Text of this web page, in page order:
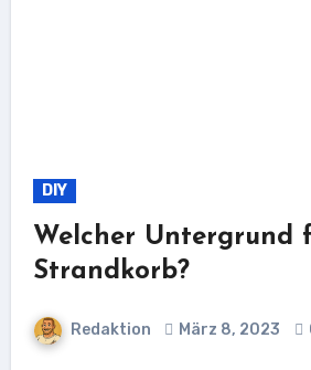
DIY
Welcher Untergrund
Strandkorb?
Redaktion März 8, 2023